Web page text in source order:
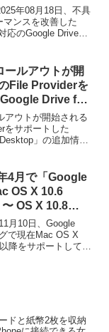
のアップデート
以上に
年08月18日、不具
ンスを改善した
応のGoogle Drive用
、同バージョンを
イアントのシステム
表しています。
ルアウトが開
File Providerを
Drive for
情報を公開。
アウトが開始される
をサポートした
」の追加情報
4月で「Google
OS X 10.6
OS X 10.8
ートを終了。
月10日、Google
で現在Mac OS X
降をサポートしてい
ドと紙幣2枚を収納